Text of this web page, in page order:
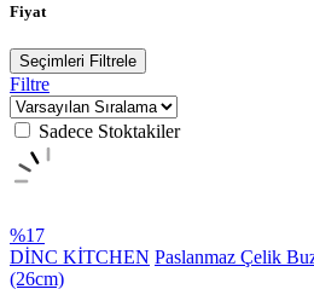
Fiyat
Seçimleri Filtrele
Filtre
Sadece Stoktakiler
%17
DİNC KİTCHEN Paslanmaz Çelik
(26cm)